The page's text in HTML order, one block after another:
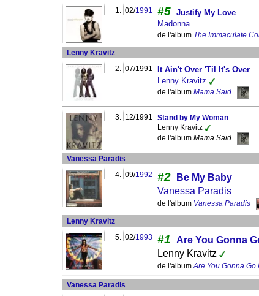
1. 02/1991 #5 Justify My Love
Madonna
de l'album The Immaculate
Lenny Kravitz
2. 07/1991
It Ain't Over 'Til It's Over
Lenny Kravitz
de l'album Mama Said
3. 12/1991
Stand by My Woman
Lenny Kravitz
de l'album Mama Said
Vanessa Paradis
4. 09/1992 #2
Be My Baby
Vanessa Paradis
de l'album Vanessa Paradis
Lenny Kravitz
5. 02/1993 #1 Are You Gonna
Lenny Kravitz
de l'albumAre You Gonna Go
Vanessa Paradis